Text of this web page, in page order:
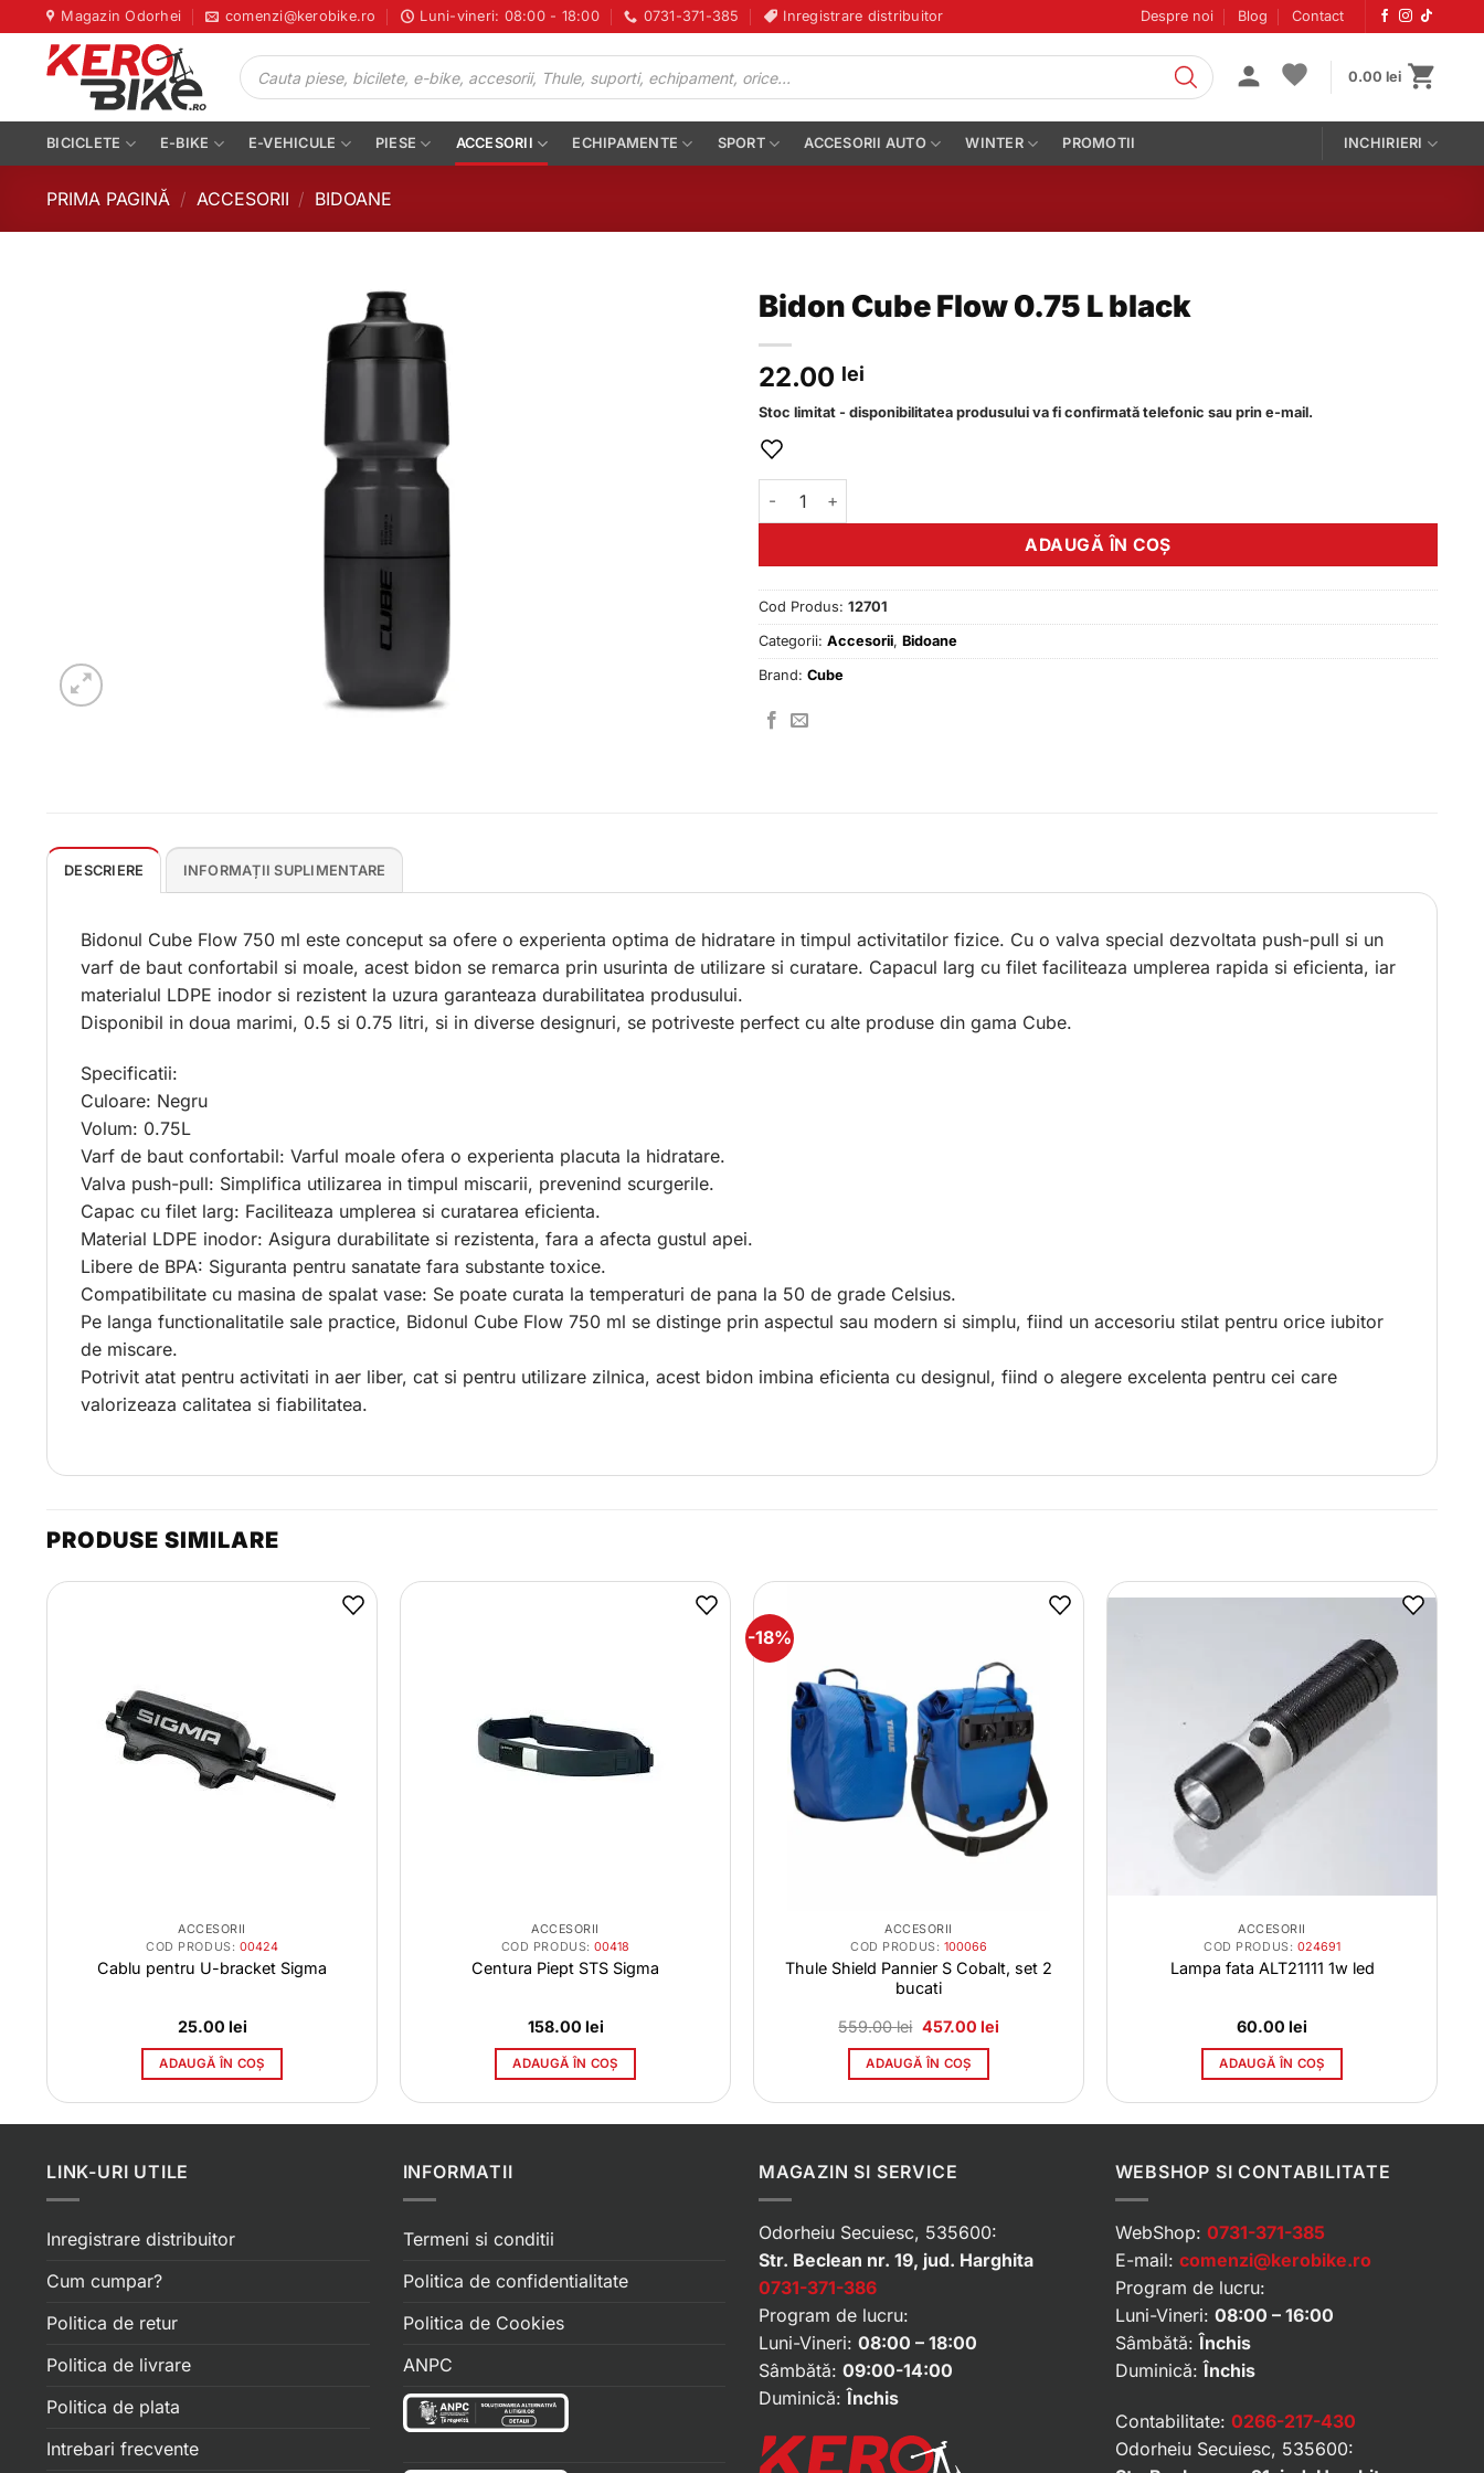
to
content
Magazin Odorhei comenzi@kerobike.ro Luni-vineri: 08:00 - 18:00 0731-371-385 Inregistrare distribuitor Despre noi Blog Contact
Products
search
0.00 lei
BICICLETE E-BIKE E-VEHICULE PIESE ACCESORII ECHIPAMENTE SPORT ACCESORII AUTO WINTER PROMOTII INCHIRIERI
PRIMA PAGINĂ / ACCESORII / BIDOANE
Bidon Cube Flow 0.75 L black
22.00 lei
Stoc limitat - disponibilitatea produsului va fi confirmată telefonic sau prin e-mail.
Cantitate Bidon Cube Flow 0.75 L black
ADAUGĂ ÎN COȘ
Cod Produs: 12701
Categorii: Accesorii, Bidoane
Brand: Cube
DESCRIERE INFORMAȚII SUPLIMENTARE
Bidonul Cube Flow 750 ml este conceput sa ofere o experienta optima de hidratare in timpul activitatilor fizice. Cu o valva special dezvoltata push-pull si un
varf de baut confortabil si moale, acest bidon se remarca prin usurinta de utilizare si curatare. Capacul larg cu filet faciliteaza umplerea rapida si eficienta, iar
materialul LDPE inodor si rezistent la uzura garanteaza durabilitatea produsului.
Disponibil in doua marimi, 0.5 si 0.75 litri, si in diverse designuri, se potriveste perfect cu alte produse din gama Cube.
Specificatii:
Culoare: Negru
Volum: 0.75L
Varf de baut confortabil: Varful moale ofera o experienta placuta la hidratare.
Valva push-pull: Simplifica utilizarea in timpul miscarii, prevenind scurgerile.
Capac cu filet larg: Faciliteaza umplerea si curatarea eficienta.
Material LDPE inodor: Asigura durabilitate si rezistenta, fara a afecta gustul apei.
Libere de BPA: Siguranta pentru sanatate fara substante toxice.
Compatibilitate cu masina de spalat vase: Se poate curata la temperaturi de pana la 50 de grade Celsius.
Pe langa functionalitatile sale practice, Bidonul Cube Flow 750 ml se distinge prin aspectul sau modern si simplu, fiind un accesoriu stilat pentru orice iubitor
de miscare.
Potrivit atat pentru activitati in aer liber, cat si pentru utilizare zilnica, acest bidon imbina eficienta cu designul, fiind o alegere excelenta pentru cei care
valorizeaza calitatea si fiabilitatea.
PRODUSE SIMILARE
ACCESORII
COD PRODUS: 00424
Cablu pentru U-bracket Sigma
25.00 lei
ADAUGĂ ÎN COȘ
ACCESORII
COD PRODUS:00418
Centura Piept STS Sigma
158.00 lei
ADAUGĂ ÎN COȘ
-18%
ACCESORII
COD PRODUS: 100066
Thule Shield Pannier S Cobalt, set 2
bucati
559.00lei Prețul
a
fost:
457.00 leiPrețul
ADAUGĂ ÎN COȘ
ACCESORII
COD PRODUS: 024691
Lampa fata ALT21111 1w led
60.00 lei
ADAUGĂ ÎN COȘ
LINK-URI UTILE
Inregistrare distribuitor
Cum cumpar?
Politica de retur
Politica de livrare
Politica de plata
Intrebari frecvente
INFORMATII
Termeni si conditii
Politica de confidentialitate
Politica de Cookies
ANPC
MAGAZIN SI SERVICE
Odorheiu Secuiesc, 535600:
Str. Beclean nr. 19, jud. Harghita
0731-371-386
Program de lucru:
Luni-Vineri: 08:00 – 18:00
Sâmbătă: 09:00-14:00
Duminică: Închis
WEBSHOP SI CONTABILITATE
WebShop: 0731-371-385
E-mail: comenzi@kerobike.ro
Program de lucru:
Luni-Vineri: 08:00 – 16:00
Sâmbătă: Închis
Duminică: Închis
Contabilitate: 0266-217-430
Odorheiu Secuiesc, 535600: